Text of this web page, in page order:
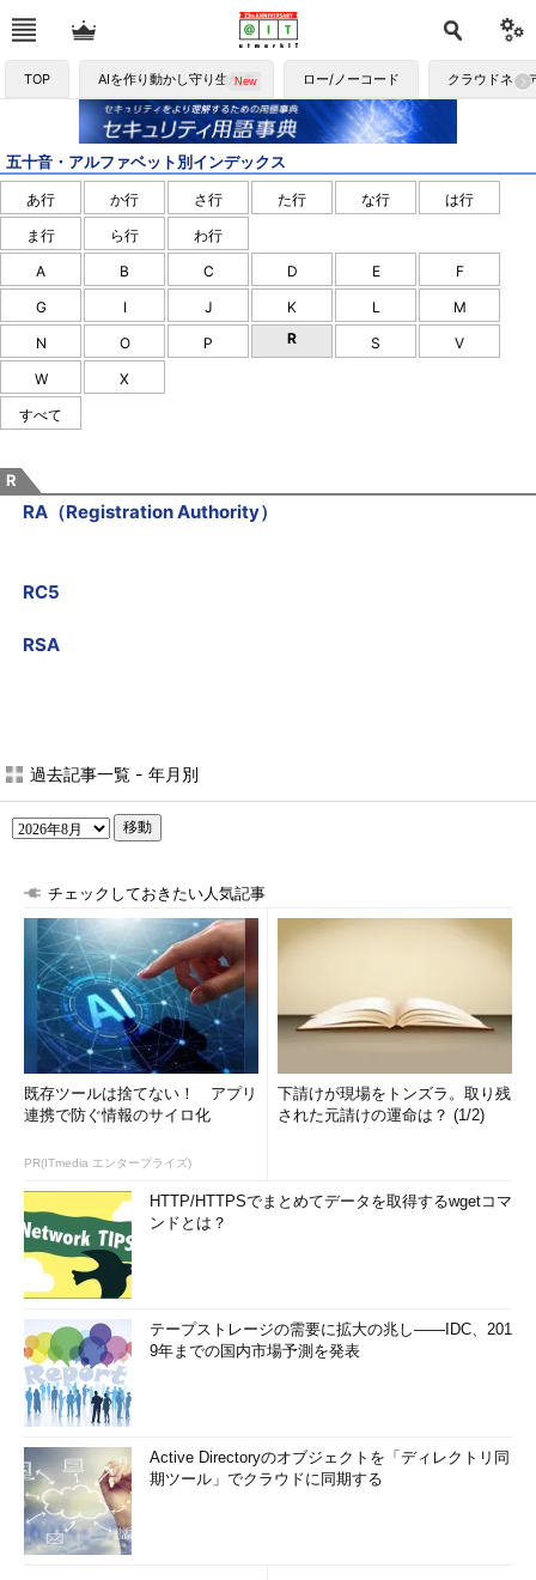
TOP AIを作り動かし守り生かす ロー/ノーコード クラウドネイ
五十音・アルファベット別インデックス
あ行 か行 さ行 た行 な行
は行
ま行
ら行
わ行
A
B C D E
F
G
I J K L
M
N
O P R S
V
W
X
すべて
R
RA（Registration Authority）
RC5
RSA
過去記事一覧 - 年月別
移動
チェックしておきたい人気記事
既存ツールは捨てない！ アプリ
連携で防ぐ情報のサイロ化
PR(ITmedia エンタープライズ)
下請けが現場をトンズラ。取り残
された元請けの運命は？ (1/2)
HTTP/HTTPSでまとめてデータを取得するwgetコマ
ンドとは？
テープストレージの需要に拡大の兆し――IDC、201
9年までの国内市場予測を発表
Active Directoryのオブジェクトを「ディレクトリ同
期ツール」でクラウドに同期する